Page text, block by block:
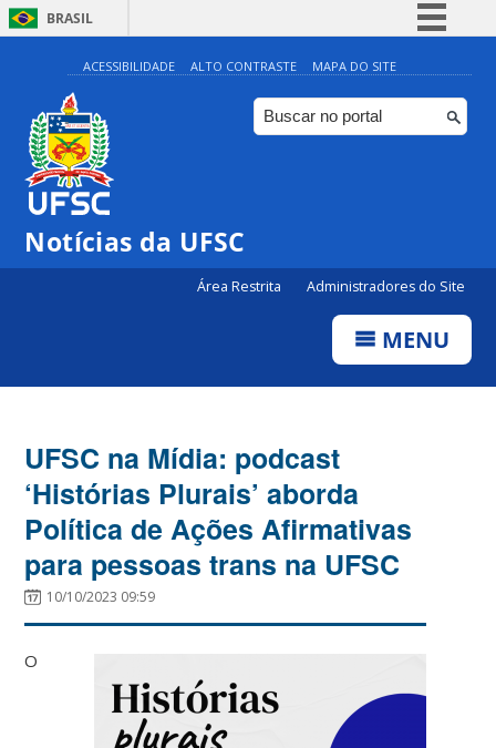
BRASIL
Simplifique!
Comunica BR
Participe
ACESSIBILIDADE ALTO CONTRASTE MAPA DO SITE
Notícias da UFSC
Área Restrita Administradores do Site
MENU
UFSC na Mídia: podcast
‘Histórias Plurais’ aborda
Política de Ações Afirmativas
para pessoas trans na UFSC
10/10/2023 09:59
O